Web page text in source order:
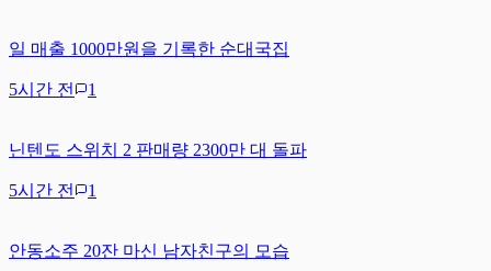
일 매출 1000만원을 기록한 순대국집
5시간 전 1
닌텐도 스위치 2 판매량 2300만 대 돌파
5시간 전 1
안동소주 20잔 마신 남자친구의 모습